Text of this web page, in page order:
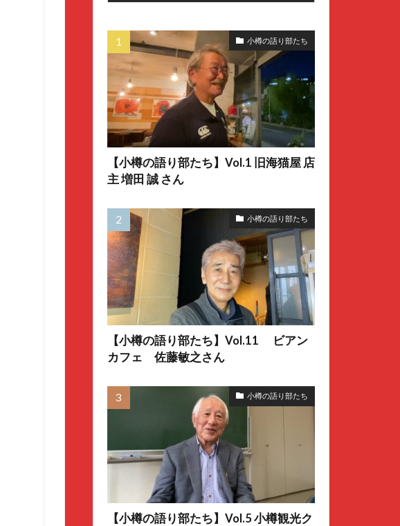
小樽の語り部たち
【小樽の語り部たち】Vol.1 旧海猫屋 店
主 増田 誠 さん
小樽の語り部たち
【小樽の語り部たち】Vol.11 ビアン
カフェ 佐藤敏之さん
小樽の語り部たち
【小樽の語り部たち】Vol.5 小樽観光ク